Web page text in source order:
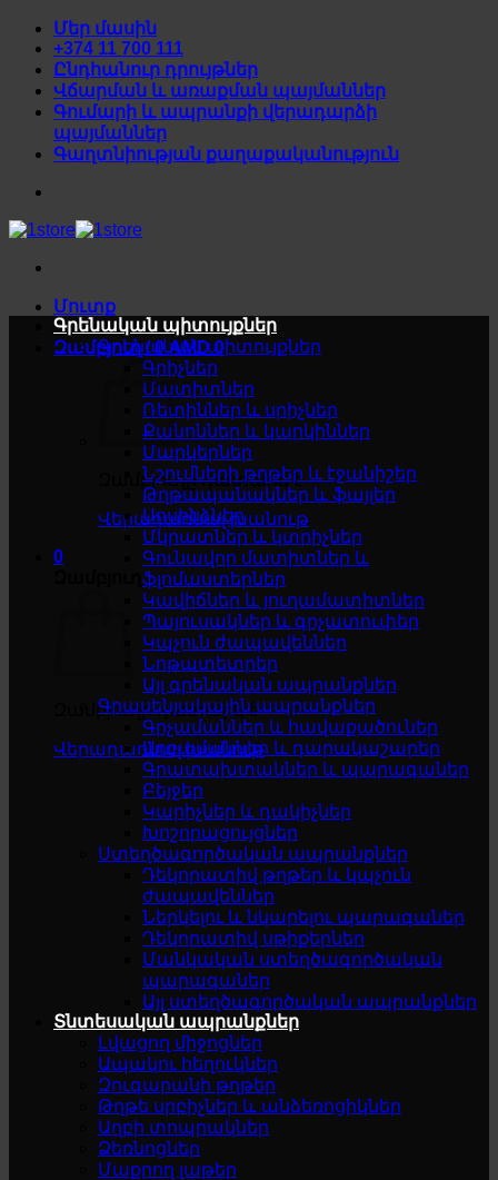
Skip
content
Մեր մասին
+374 11 700 111
Ընդհանուր դրույթներ
Վճարման և առաքման պայմաններ
Գումարի և ապրանքի վերադարձի
պայմաններ
Գաղտնիության քաղաքականություն
Մուտք
Զամբյուղ /0AMD 0
Զամբյուղը դատարկ է
Վերադառնալ խանութ
0
Զամբյուղը դատարկ է
Վերադառնալ խանութ
Գրենական պիտույքներ
Գրենական պիտույքներ
Գրիչներ
Մատիտներ
Ռետիններ և սրիչներ
Քանոններ և կարկիններ
Մարկերներ
Նշումների թղթեր և էջանիշեր
Թղթապանակներ և ֆայլեր
Սոսինձներ
Մկրատներ և կտրիչներ
Գունավոր մատիտներ և
ֆլոմաստերներ
Կավիճներ և յուղամատիտներ
Պայուսակներ և գրչատուփեր
Կպչուն ժապավեններ
Նոթատետրեր
Այլ գրենական ապրանքներ
Գրասենյակային ապրանքներ
Գրչամաններ և հավաքածուներ
Աղբամաններ և դարակաշարեր
Գրատախտակներ և պարագաներ
Բեյջեր
Կարիչներ և դակիչներ
Խոշորացույցներ
Ստեղծագործական ապրանքներ
Դեկորատիվ թղթեր և կպչուն
ժապավեններ
Ներկելու և նկարելու պարագաներ
Դեկորատիվ սթիքերներ
Մանկական ստեղծագործական
պարագաներ
Այլ ստեղծագործական ապրանքներ
Տնտեսական ապրանքներ
Լվացող միջոցներ
Ապակու հեղուկներ
Զուգարանի թղթեր
Թղթե սրբիչներ և անձեռոցիկներ
Աղբի տոպրակներ
Ձեռնոցներ
Մաքրող լաթեր